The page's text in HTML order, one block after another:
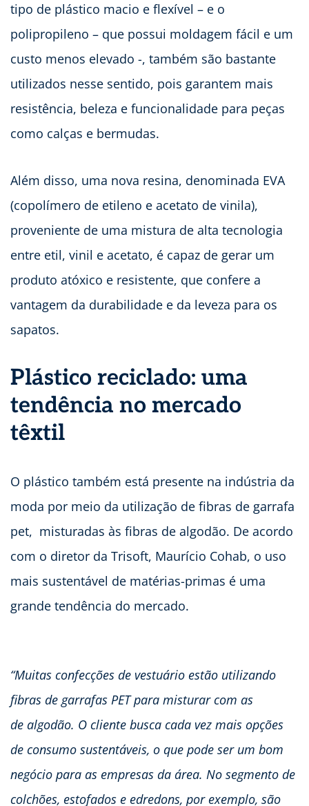
tipo de plástico macio e flexível – e o
polipropileno – que possui moldagem fácil e um
custo menos elevado -, também são bastante
utilizados nesse sentido, pois garantem mais
resistência, beleza e funcionalidade para peças
como calças e bermudas.
Além disso, uma nova resina, denominada EVA
(copolímero de etileno e acetato de vinila),
proveniente de uma mistura de alta tecnologia
entre etil, vinil e acetato, é capaz de gerar um
produto atóxico e resistente, que confere a
vantagem da durabilidade e da leveza para os
sapatos.
Plástico reciclado: uma
tendência no mercado
têxtil
O plástico também está presente na indústria da
moda por meio da utilização de fibras de garrafa
pet, misturadas às fibras de algodão. De acordo
com o diretor da Trisoft, Maurício Cohab, o uso
mais sustentável de matérias-primas é uma
grande tendência do mercado.
“Muitas confecções de vestuário estão utilizando
fibras de garrafas PET para misturar com as
de algodão. O cliente busca cada vez mais opções
de consumo sustentáveis, o que pode ser um bom
negócio para as empresas da área. No segmento de
colchões, estofados e edredons, por exemplo, são